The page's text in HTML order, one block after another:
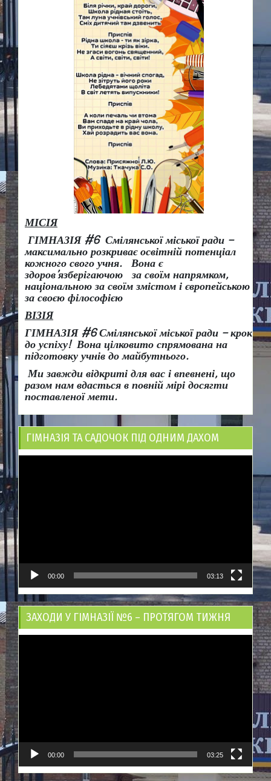
МІСІЯ
ГІМНАЗІЯ #6 Смілянської міської ради –
максимально розкриває освітній потенціал
кожного свого учня.
Вона є
здоров’язберігаючою за своїм напрямком,
національною за своїм змістом і європейською
за своєю філософією
ВІЗІЯ
ГІМНАЗІЯ #6 Смілянської міської ради – крок
до успіху! Вона цілковито спрямована на
підготовку учнів до майбутнього.
Ми завжди відкриті для вас і впевнені, що
разом нам вдасться в повній мірі досягти
поставленої мети.
ГІМНАЗІЯ ТА САДОЧОК ПІД ОДНИМ ДАХОМ
00:00 03:13
ЗАХОДИ У ГІМНАЗІЇ №6 – ПРОТЯГОМ ТИЖНЯ
00:00 03:25